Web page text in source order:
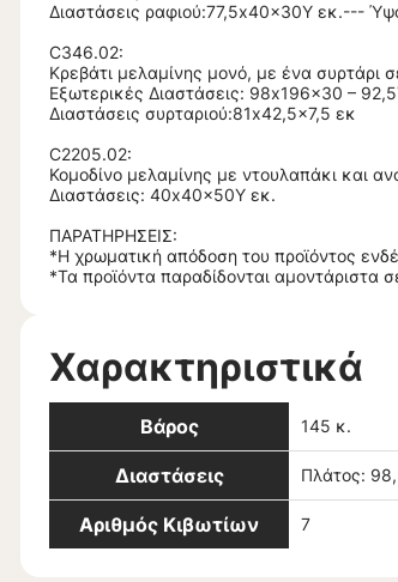
Διαστάσεις ραφιού:77,5x40x30Υ εκ.---
C346.02:
Κρεβάτι μελαμίνης μονό, με ένα
Εξωτερικές Διαστάσεις: 98x196x30 –
Διαστάσεις συρταριού:81x42,5x7,5 εκ
C2205.02:
Κομοδίνο μελαμίνης με ντουλαπάκι και
Διαστάσεις: 40x40x50Υ εκ.
ΠΑΡΑΤΗΡΗΣΕΙΣ:
*Η χρωματική απόδοση του προϊόντος
*Τα προϊόντα παραδίδονται αμοντάριστα
Χαρακτηριστικά
Βάρος 145 κ.
Διαστάσεις Πλάτος:
Αριθμός Κιβωτίων 7